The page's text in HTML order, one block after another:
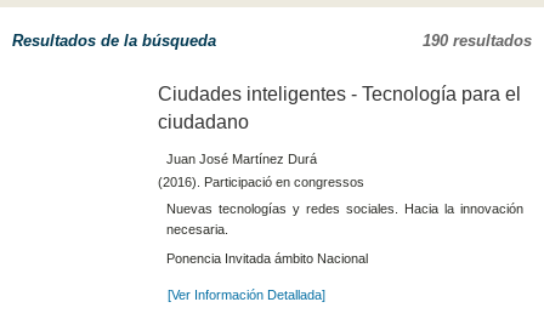
Resultados de la búsqueda 190 resultados
Ciudades inteligentes - Tecnología para el
ciudadano
Juan José Martínez Durá
(2016). Participació en congressos
Nuevas tecnologías y redes sociales. Hacia la innovación
necesaria.
Ponencia Invitada ámbito Nacional
[Ver Información Detallada]